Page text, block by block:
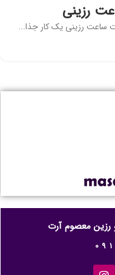
رزینی
رزینی یک کار جذا...
رزین معصوم آرت